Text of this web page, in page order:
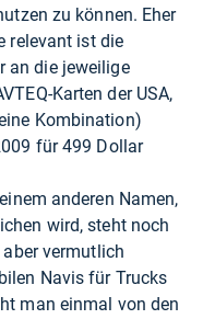
zu können. Eher
relevant ist die
an die jeweilige
Karten der USA,
Kombination)
für 499 Dollar
anderen Namen,
wird, steht noch
vermutlich
Navis für Trucks
man einmal von den